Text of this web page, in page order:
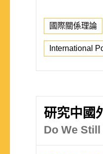
國際關係理論
International
研究中國
Do We